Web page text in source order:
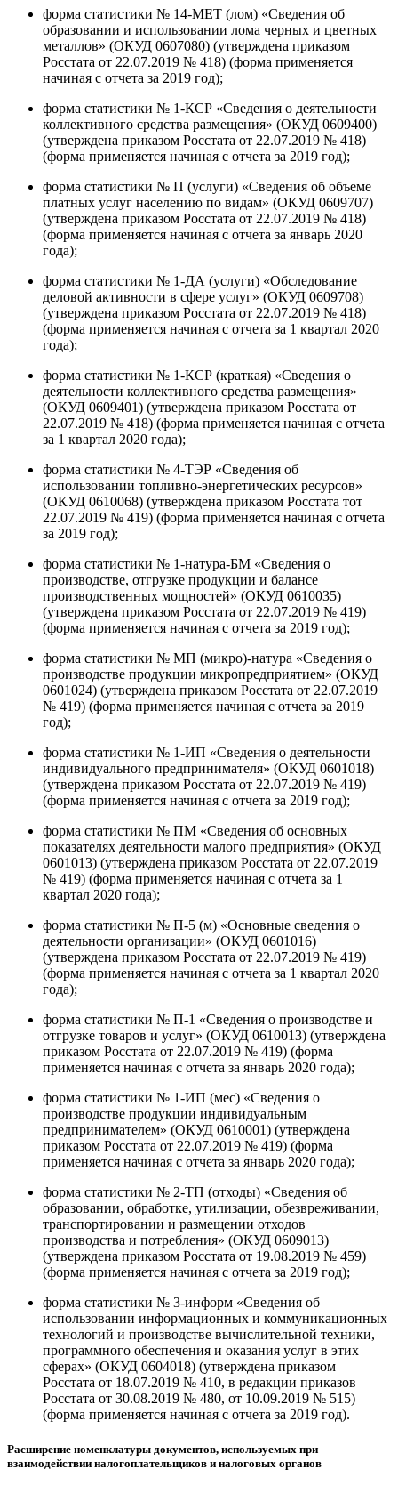
форма статистики № 14-МЕТ (лом) «Сведения об
образовании и использовании лома черных и цветных
металлов» (ОКУД 0607080) (утверждена приказом
Росстата от 22.07.2019 № 418) (форма применяется
начиная с отчета за 2019 год);
форма статистики № 1-КСР «Сведения о деятельности
коллективного средства размещения» (ОКУД 0609400)
(утверждена приказом Росстата от 22.07.2019 № 418)
(форма применяется начиная с отчета за 2019 год);
форма статистики № П (услуги) «Сведения об объеме
платных услуг населению по видам» (ОКУД 0609707)
(утверждена приказом Росстата от 22.07.2019 № 418)
(форма применяется начиная с отчета за январь 2020
года);
форма статистики № 1-ДА (услуги) «Обследование
деловой активности в сфере услуг» (ОКУД 0609708)
(утверждена приказом Росстата от 22.07.2019 № 418)
(форма применяется начиная с отчета за 1 квартал 2020
года);
форма статистики № 1-КСР (краткая) «Сведения о
деятельности коллективного средства размещения»
(ОКУД 0609401) (утверждена приказом Росстата от
22.07.2019 № 418) (форма применяется начиная с отчета
за 1 квартал 2020 года);
форма статистики № 4-ТЭР «Сведения об
использовании топливно-энергетических ресурсов»
(ОКУД 0610068) (утверждена приказом Росстата тот
22.07.2019 № 419) (форма применяется начиная с отчета
за 2019 год);
форма статистики № 1-натура-БМ «Сведения о
производстве, отгрузке продукции и балансе
производственных мощностей» (ОКУД 0610035)
(утверждена приказом Росстата от 22.07.2019 № 419)
(форма применяется начиная с отчета за 2019 год);
форма статистики № МП (микро)-натура «Сведения о
производстве продукции микропредприятием» (ОКУД
0601024) (утверждена приказом Росстата от 22.07.2019
№ 419) (форма применяется начиная с отчета за 2019
год);
форма статистики № 1-ИП «Сведения о деятельности
индивидуального предпринимателя» (ОКУД 0601018)
(утверждена приказом Росстата от 22.07.2019 № 419)
(форма применяется начиная с отчета за 2019 год);
форма статистики № ПМ «Сведения об основных
показателях деятельности малого предприятия» (ОКУД
0601013) (утверждена приказом Росстата от 22.07.2019
№ 419) (форма применяется начиная с отчета за 1
квартал 2020 года);
форма статистики № П-5 (м) «Основные сведения о
деятельности организации» (ОКУД 0601016)
(утверждена приказом Росстата от 22.07.2019 № 419)
(форма применяется начиная с отчета за 1 квартал 2020
года);
форма статистики № П-1 «Сведения о производстве и
отгрузке товаров и услуг» (ОКУД 0610013) (утверждена
приказом Росстата от 22.07.2019 № 419) (форма
применяется начиная с отчета за январь 2020 года);
форма статистики № 1-ИП (мес) «Сведения о
производстве продукции индивидуальным
предпринимателем» (ОКУД 0610001) (утверждена
приказом Росстата от 22.07.2019 № 419) (форма
применяется начиная с отчета за январь 2020 года);
форма статистики № 2-ТП (отходы) «Сведения об
образовании, обработке, утилизации, обезвреживании,
транспортировании и размещении отходов
производства и потребления» (ОКУД 0609013)
(утверждена приказом Росстата от 19.08.2019 № 459)
(форма применяется начиная с отчета за 2019 год);
форма статистики № 3-информ «Сведения об
использовании информационных и коммуникационных
технологий и производстве вычислительной техники,
программного обеспечения и оказания услуг в этих
сферах» (ОКУД 0604018) (утверждена приказом
Росстата от 18.07.2019 № 410, в редакции приказов
Росстата от 30.08.2019 № 480, от 10.09.2019 № 515)
(форма применяется начиная с отчета за 2019 год).
Расширение номенклатуры документов, используемых при
взаимодействии налогоплательщиков и налоговых органов